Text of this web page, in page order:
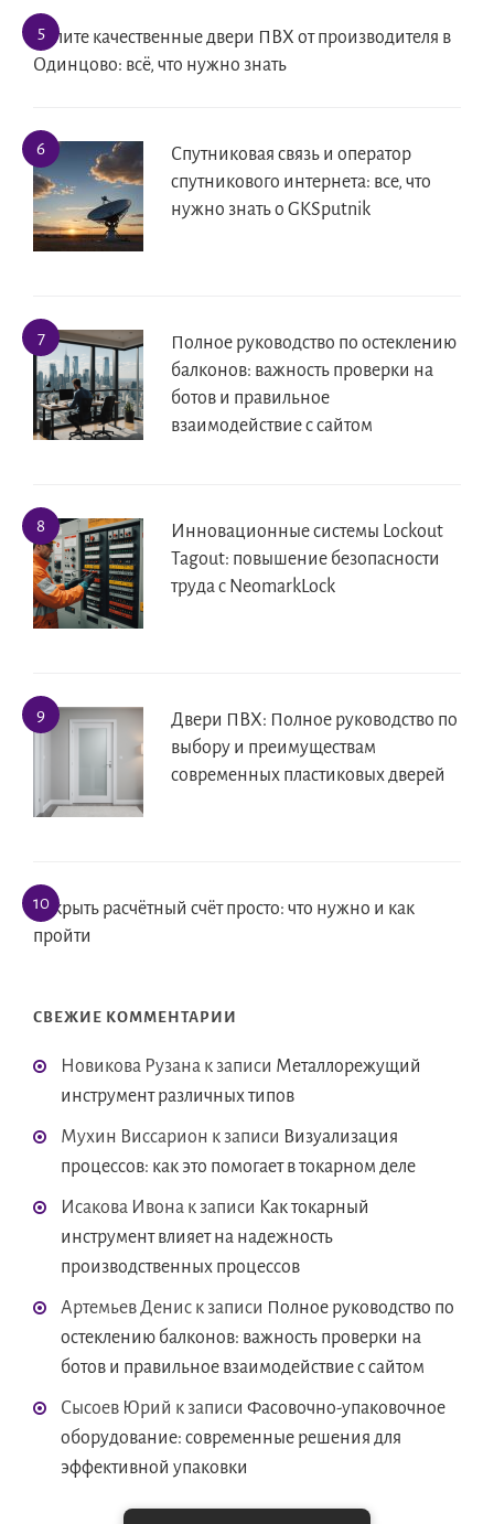
Купите качественные двери ПВХ от производителя в
Одинцово: всё, что нужно знать
Спутниковая связь и оператор
спутникового интернета: все, что
нужно знать о GKSputnik
Полное руководство по остеклению
балконов: важность проверки на
ботов и правильное
взаимодействие с сайтом
Инновационные системы Lockout
Tagout: повышение безопасности
труда с NeomarkLock
Двери ПВХ: Полное руководство по
выбору и преимуществам
современных пластиковых дверей
Открыть расчётный счёт просто: что нужно и как
пройти
СВЕЖИЕ КОММЕНТАРИИ
Новикова Рузана к записи Металлорежущий
инструмент различных типов
Мухин Виссарион к записи Визуализация
процессов: как это помогает в токарном деле
Исакова Ивона к записи Как токарный
инструмент влияет на надежность
производственных процессов
Артемьев Денис к записи Полное руководство по
остеклению балконов: важность проверки на
ботов и правильное взаимодействие с сайтом
Сысоев Юрий к записи Фасовочно-упаковочное
оборудование: современные решения для
эффективной упаковки